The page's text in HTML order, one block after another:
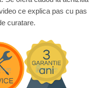
ce explica pas cu pas
curatare.